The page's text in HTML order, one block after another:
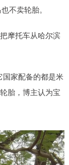
不卖轮胎。
摩托车从哈尔滨
国家配备的都是米
胎，博主认为宝